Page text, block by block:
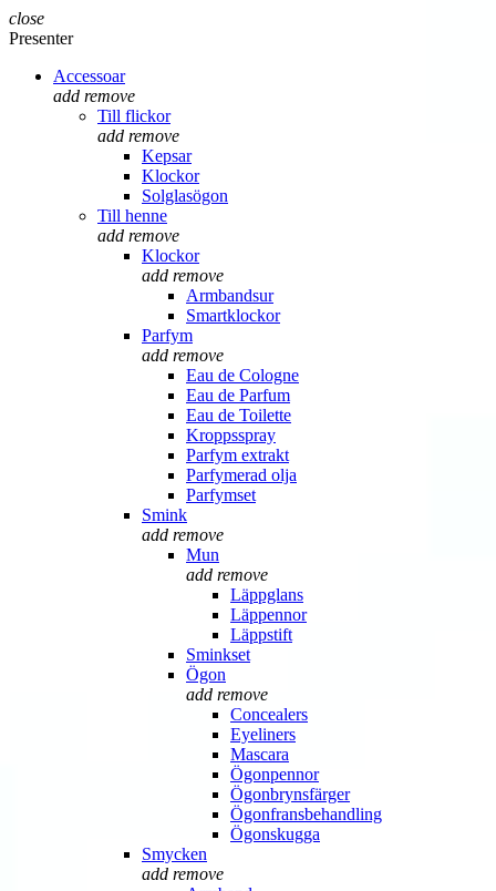
close
Presenter
Accessoar
add remove
Till flickor
add remove
Kepsar
Klockor
Solglasögon
Till henne
add remove
Klockor
add remove
Armbandsur
Smartklockor
Parfym
add remove
Eau de Cologne
Eau de Parfum
Eau de Toilette
Kroppsspray
Parfym extrakt
Parfymerad olja
Parfymset
Smink
add remove
Mun
add remove
Läppglans
Läppennor
Läppstift
Sminkset
Ögon
add remove
Concealers
Eyeliners
Mascara
Ögonpennor
Ögonbrynsfärger
Ögonfransbehandling
Ögonskugga
Smycken
add remove